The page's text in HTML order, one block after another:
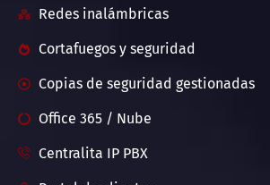
Redes inalámbricas
Cortafuegos y seguridad
Copias de seguridad gestionadas
Office 365 / Nube
Centralita IP PBX